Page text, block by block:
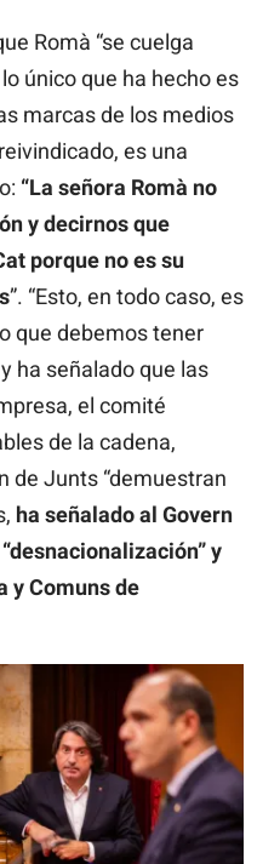
Romà “se cuelga
único que ha hecho es
marcas de los medios
es una
“La señora Romà no
y decirnos que
porque no es su
”. “Esto, en todo caso, es
que debemos tener
ha señalado que las
el comité
de la cadena,
de Junts “demuestran
ha señalado al Govern
y
y Comuns de